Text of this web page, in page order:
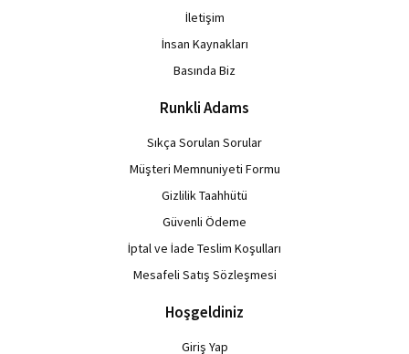
İletişim
İnsan Kaynakları
Basında Biz
Runkli Adams
Sıkça Sorulan Sorular
Müşteri Memnuniyeti Formu
Gizlilik Taahhütü
Güvenli Ödeme
İptal ve İade Teslim Koşulları
Mesafeli Satış Sözleşmesi
Hoşgeldiniz
Giriş Yap